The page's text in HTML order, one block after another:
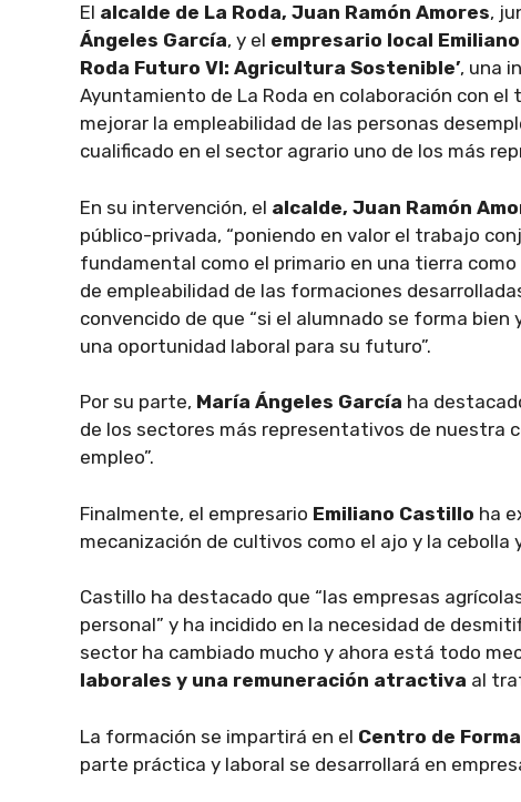
El alcalde de La Roda, Juan Ramón Amores,
Ángeles García, y el empresario local
Roda Futuro VI: Agricultura Sostenible’, una
Ayuntamiento de La Roda en colaboración con
mejorar la empleabilidad de las personas
cualificado en el sector agrario uno de los más
En su intervención, el alcalde, Juan Ramón
público-privada, “poniendo en valor el trabajo
fundamental como el primario en una tierra
de empleabilidad de las formaciones
convencido de que “si el alumnado se forma
una oportunidad laboral para su futuro”.
Por su parte, María Ángeles García ha
de los sectores más representativos de nuestra
empleo”.
Finalmente, el empresario Emiliano Castillo ha
mecanización de cultivos como el ajo y la cebolla
Castillo ha destacado que “las empresas
personal” y ha incidido en la necesidad de
sector ha cambiado mucho y ahora está todo
laborales y una remuneración atractiva al
La formación se impartirá en el Centro de
parte práctica y laboral se desarrollará en